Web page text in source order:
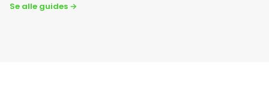
Se alle guides →